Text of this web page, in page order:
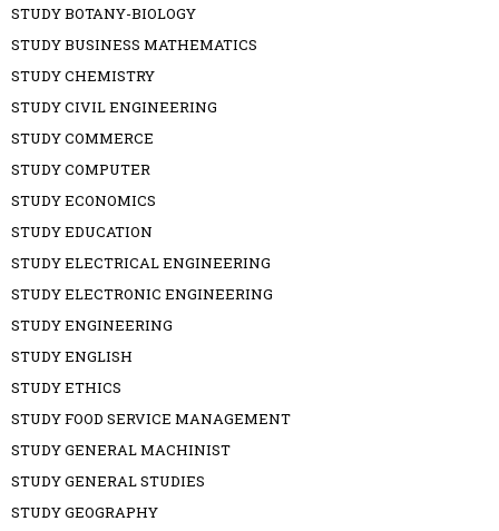
STUDY BOTANY-BIOLOGY
STUDY BUSINESS MATHEMATICS
STUDY CHEMISTRY
STUDY CIVIL ENGINEERING
STUDY COMMERCE
STUDY COMPUTER
STUDY ECONOMICS
STUDY EDUCATION
STUDY ELECTRICAL ENGINEERING
STUDY ELECTRONIC ENGINEERING
STUDY ENGINEERING
STUDY ENGLISH
STUDY ETHICS
STUDY FOOD SERVICE MANAGEMENT
STUDY GENERAL MACHINIST
STUDY GENERAL STUDIES
STUDY GEOGRAPHY